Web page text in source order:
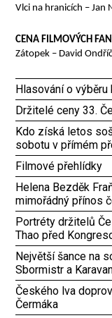
Vlci na hranicích – Jan
CENA FILMOVÝCH
Zátopek – David
Hlasování o výběru
Držitelé ceny 33.
Kdo získá letos
sobotu v přímém
Filmové přehlídky
Helena Bezděk
mimořádný přínos
Portréty držitelů
Thao před
Největší šance na
Sbormistr a
Českého lva
Čermáka